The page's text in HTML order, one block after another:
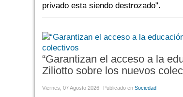
privado esta siendo destrozado".
“Garantizan el acceso a la
Ziliotto sobre los nuevos
Viernes, 07 Agosto 2026 Publicado en Sociedad